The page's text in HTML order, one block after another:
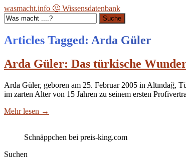
wasmacht.info 🤔 Wissensdatenbank
Suche
Articles Tagged: Arda Güler
Arda Güler: Das türkische
Arda Güler, geboren am 25. Februar 2005 in Altındağ,
im zarten Alter von 15 Jahren zu seinem ersten
Mehr lesen →
Schnäppchen bei preis-king.com
Suchen